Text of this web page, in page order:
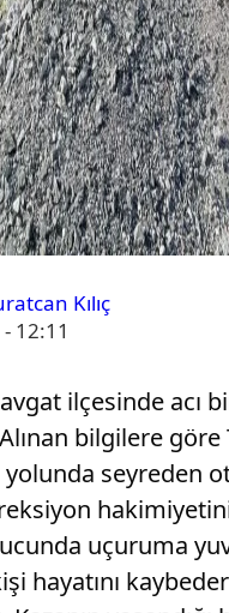
Kılıç
12:11
ilçesinde acı
bilgilere göre
seyreden
uçuruma
hayatını